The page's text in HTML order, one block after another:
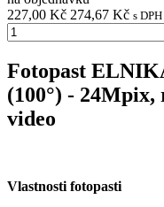
227,00 Kč 274,67 Kč s DPH
Fotopast
(100°) -
video
Vlastnosti fotopasti